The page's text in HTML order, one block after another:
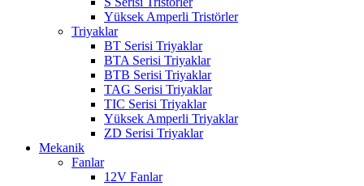
Yüksek Amperli Tristörler
Triyaklar
BT Serisi Triyaklar
BTA Serisi Triyaklar
BTB Serisi Triyaklar
TAG Serisi Triyaklar
TIC Serisi Triyaklar
Yüksek Amperli Triyaklar
ZD Serisi Triyaklar
Mekanik
Fanlar
12V Fanlar